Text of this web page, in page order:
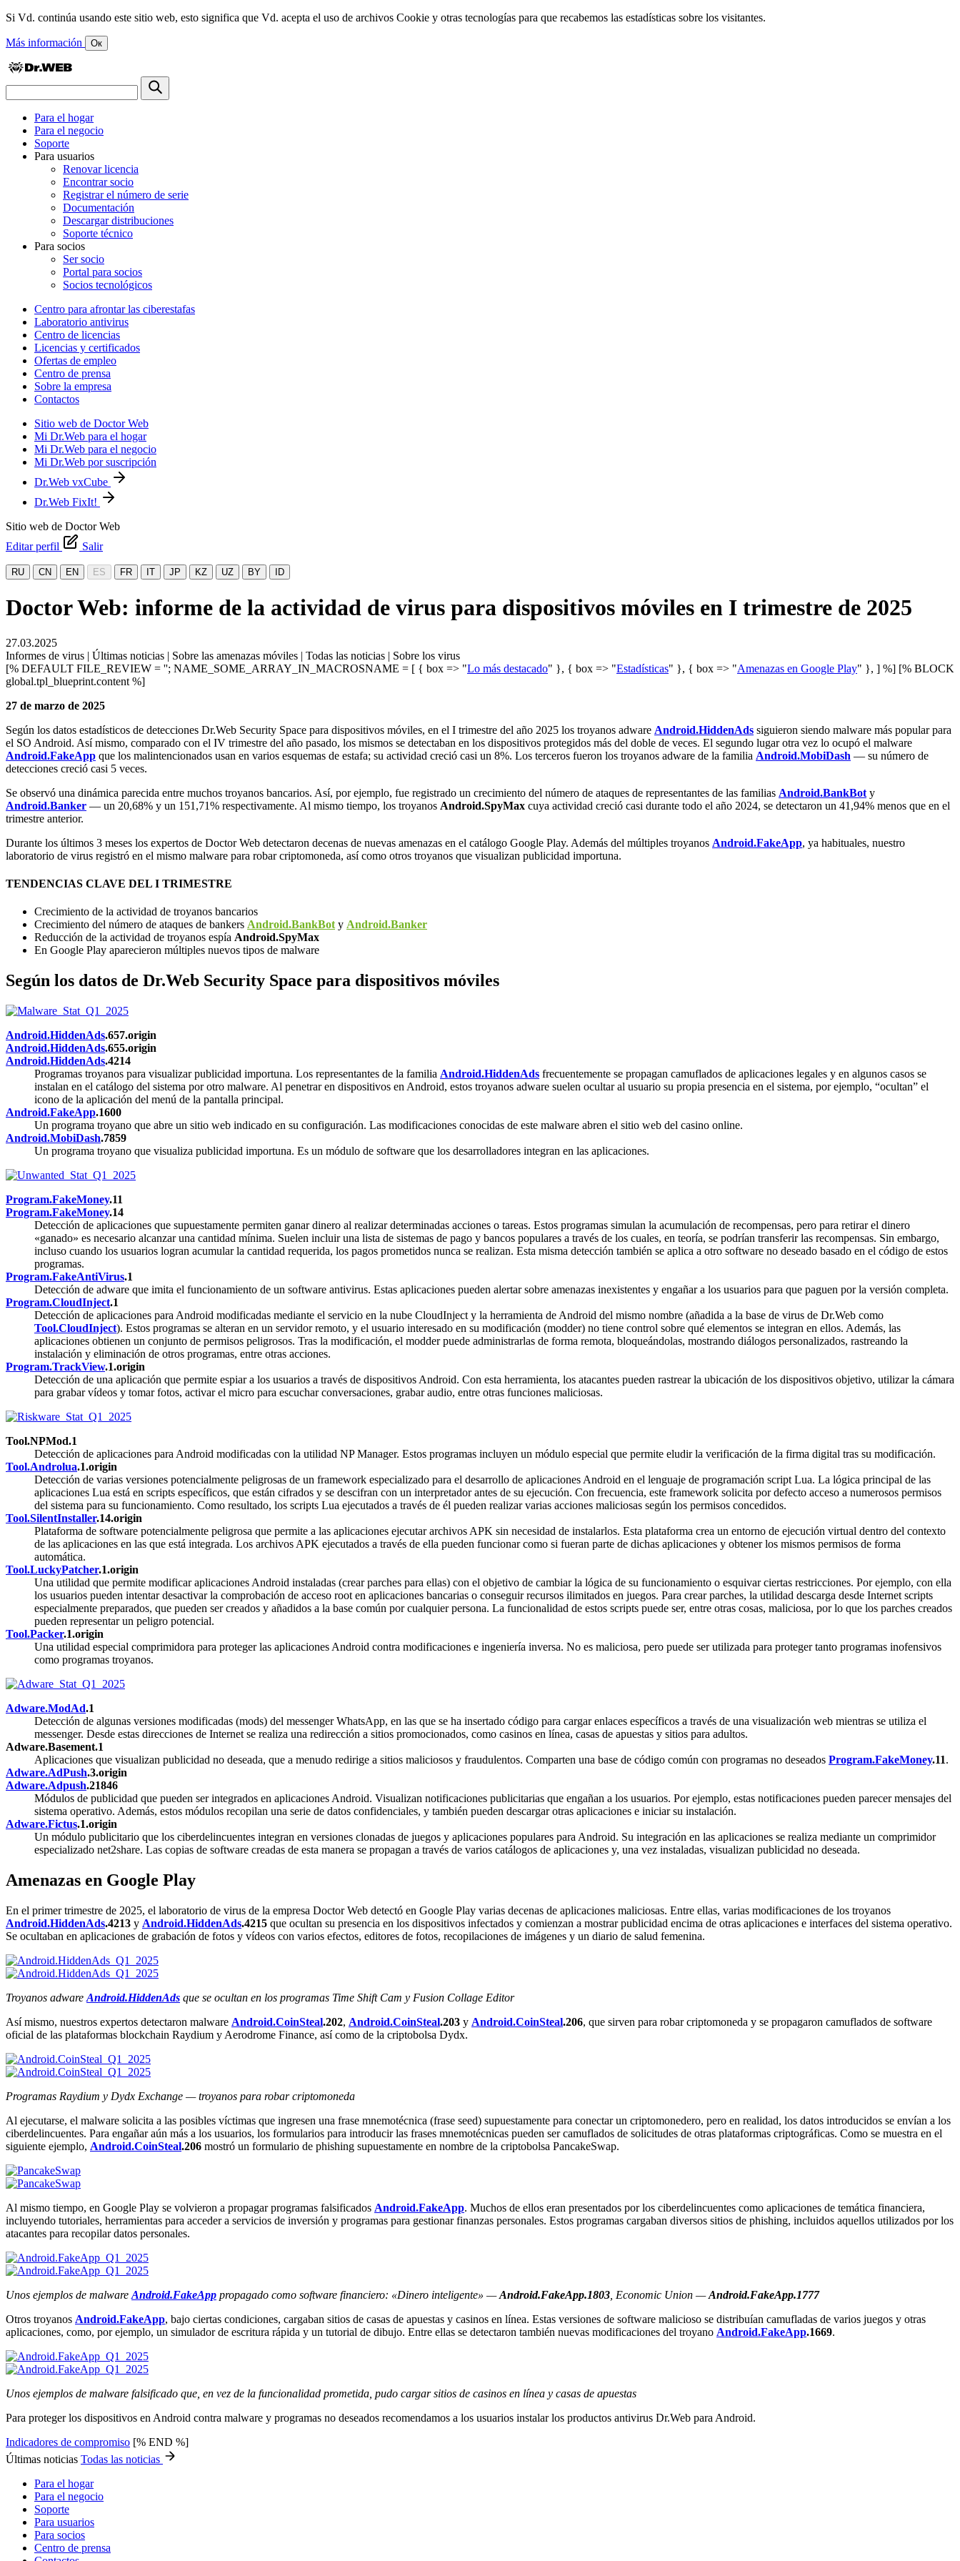
Si Vd. continúa usando este sitio web, esto significa que Vd. acepta el uso de archivos Cookie y otras tecnologías para que recabemos las estadísticas sobre los visitantes.
Más información Ок
Para el hogar
Para el negocio
Soporte
Para usuarios
Renovar licencia
Encontrar socio
Registrar el número de serie
Documentación
Descargar distribuciones
Soporte técnico
Para socios
Ser socio
Portal para socios
Socios tecnológicos
Centro para afrontar las ciberestafas
Laboratorio antivirus
Centro de licencias
Licencias y certificados
Ofertas de empleo
Centro de prensa
Sobre la empresa
Contactos
Sitio web de Doctor Web
Mi Dr.Web para el hogar
Mi Dr.Web para el negocio
Mi Dr.Web por suscripción
Dr.Web vxCube
Dr.Web FixIt!
Sitio web de Doctor Web
Editar perfil
Salir
RU CN EN ES FR IT JP KZ UZ BY ID
Doctor Web: informe de la actividad de virus para dispositivos móviles en I trimestre de 2025
27.03.2025
Informes de virus | Últimas noticias | Sobre las amenazas móviles | Todas las noticias | Sobre los virus
[% DEFAULT FILE_REVIEW = ''; NAME_SOME_ARRAY_IN_MACROSNAME = [ { box => "Lo más destacado" }, { box => "Estadísticas" }, { box => "Amenazas en Google Play" }, ] %] [% BLOCK
global.tpl_blueprint.content %]
27 de marzo de 2025
Según los datos estadísticos de detecciones Dr.Web Security Space para dispositivos móviles, en el I trimestre del año 2025 los troyanos adware Android.HiddenAds siguieron siendo malware más popular para
el SO Android. Así mismo, comparado con el IV trimestre del año pasado, los mismos se detectaban en los dispositivos protegidos más del doble de veces. El segundo lugar otra vez lo ocupó el malware
Android.FakeApp que los malintencionados usan en varios esquemas de estafa; su actividad creció casi un 8%. Los terceros fueron los troyanos adware de la familia Android.MobiDash — su número de
detecciones creció casi 5 veces.
Se observó una dinámica parecida entre muchos troyanos bancarios. Así, por ejemplo, fue registrado un crecimiento del número de ataques de representantes de las familias Android.BankBot y
Android.Banker — un 20,68% y un 151,71% respectivamente. Al mismo tiempo, los troyanos Android.SpyMax cuya actividad creció casi durante todo el año 2024, se detectaron un 41,94% menos que en el
trimestre anterior.
Durante los últimos 3 meses los expertos de Doctor Web detectaron decenas de nuevas amenazas en el catálogo Google Play. Además del múltiples troyanos Android.FakeApp, ya habituales, nuestro
laboratorio de virus registró en el mismo malware para robar criptomoneda, así como otros troyanos que visualizan publicidad importuna.
TENDENCIAS CLAVE DEL I TRIMESTRE
Crecimiento de la actividad de troyanos bancarios
Crecimiento del número de ataques de bankers Android.BankBoty Android.Banker
Reducción de la actividad de troyanos espía Android.SpyMax
En Google Play aparecieron múltiples nuevos tipos de malware
Según los datos de Dr.Web Security Space para dispositivos móviles
Android.HiddenAds.657.origin
Android.HiddenAds.655.origin
Android.HiddenAds.4214
Programas troyanos para visualizar publicidad importuna. Los representantes de la familia Android.HiddenAds frecuentemente se propagan camuflados de aplicaciones legales y en algunos casos se
instalan en el catálogo del sistema por otro malware. Al penetrar en dispositivos en Android, estos troyanos adware suelen ocultar al usuario su propia presencia en el sistema, por ejemplo, “ocultan” el
icono de la aplicación del menú de la pantalla principal.
Android.FakeApp.1600
Un programa troyano que abre un sitio web indicado en su configuración. Las modificaciones conocidas de este malware abren el sitio web del casino online.
Android.MobiDash.7859
Un programa troyano que visualiza publicidad importuna. Es un módulo de software que los desarrolladores integran en las aplicaciones.
Program.FakeMoney.11
Program.FakeMoney.14
Detección de aplicaciones que supuestamente permiten ganar dinero al realizar determinadas acciones o tareas. Estos programas simulan la acumulación de recompensas, pero para retirar el dinero
«ganado» es necesario alcanzar una cantidad mínima. Suelen incluir una lista de sistemas de pago y bancos populares a través de los cuales, en teoría, se podrían transferir las recompensas. Sin embargo,
incluso cuando los usuarios logran acumular la cantidad requerida, los pagos prometidos nunca se realizan. Esta misma detección también se aplica a otro software no deseado basado en el código de estos
programas.
Program.FakeAntiVirus.1
Detección de adware que imita el funcionamiento de un software antivirus. Estas aplicaciones pueden alertar sobre amenazas inexistentes y engañar a los usuarios para que paguen por la versión completa.
Program.CloudInject.1
Detección de aplicaciones para Android modificadas mediante el servicio en la nube CloudInject y la herramienta de Android del mismo nombre (añadida a la base de virus de Dr.Web como
Tool.CloudInject). Estos programas se alteran en un servidor remoto, y el usuario interesado en su modificación (modder) no tiene control sobre qué elementos se integran en ellos. Además, las
aplicaciones obtienen un conjunto de permisos peligrosos. Tras la modificación, el modder puede administrarlas de forma remota, bloqueándolas, mostrando diálogos personalizados, rastreando la
instalación y eliminación de otros programas, entre otras acciones.
Program.TrackView.1.origin
Detección de una aplicación que permite espiar a los usuarios a través de dispositivos Android. Con esta herramienta, los atacantes pueden rastrear la ubicación de los dispositivos objetivo, utilizar la cámara
para grabar vídeos y tomar fotos, activar el micro para escuchar conversaciones, grabar audio, entre otras funciones maliciosas.
Tool.NPMod.1
Detección de aplicaciones para Android modificadas con la utilidad NP Manager. Estos programas incluyen un módulo especial que permite eludir la verificación de la firma digital tras su modificación.
Tool.Androlua.1.origin
Detección de varias versiones potencialmente peligrosas de un framework especializado para el desarrollo de aplicaciones Android en el lenguaje de programación script Lua. La lógica principal de las
aplicaciones Lua está en scripts específicos, que están cifrados y se descifran con un interpretador antes de su ejecución. Con frecuencia, este framework solicita por defecto acceso a numerosos permisos
del sistema para su funcionamiento. Como resultado, los scripts Lua ejecutados a través de él pueden realizar varias acciones maliciosas según los permisos concedidos.
Tool.SilentInstaller.14.origin
Plataforma de software potencialmente peligrosa que permite a las aplicaciones ejecutar archivos APK sin necesidad de instalarlos. Esta plataforma crea un entorno de ejecución virtual dentro del contexto
de las aplicaciones en las que está integrada. Los archivos APK ejecutados a través de ella pueden funcionar como si fueran parte de dichas aplicaciones y obtener los mismos permisos de forma
automática.
Tool.LuckyPatcher.1.origin
Una utilidad que permite modificar aplicaciones Android instaladas (crear parches para ellas) con el objetivo de cambiar la lógica de su funcionamiento o esquivar ciertas restricciones. Por ejemplo, con ella
los usuarios pueden intentar desactivar la comprobación de acceso root en aplicaciones bancarias o conseguir recursos ilimitados en juegos. Para crear parches, la utilidad descarga desde Internet scripts
especialmente preparados, que pueden ser creados y añadidos a la base común por cualquier persona. La funcionalidad de estos scripts puede ser, entre otras cosas, maliciosa, por lo que los parches creados
pueden representar un peligro potencial.
Tool.Packer.1.origin
Una utilidad especial comprimidora para proteger las aplicaciones Android contra modificaciones e ingeniería inversa. No es maliciosa, pero puede ser utilizada para proteger tanto programas inofensivos
como programas troyanos.
Adware.ModAd.1
Detección de algunas versiones modificadas (mods) del messenger WhatsApp, en las que se ha insertado código para cargar enlaces específicos a través de una visualización web mientras se utiliza el
messenger. Desde estas direcciones de Internet se realiza una redirección a sitios promocionados, como casinos en línea, casas de apuestas y sitios para adultos.
Adware.Basement.1
Aplicaciones que visualizan publicidad no deseada, que a menudo redirige a sitios maliciosos y fraudulentos. Comparten una base de código común con programas no deseados Program.FakeMoney.11.
Adware.AdPush.3.origin
Adware.Adpush.21846
Módulos de publicidad que pueden ser integrados en aplicaciones Android. Visualizan notificaciones publicitarias que engañan a los usuarios. Por ejemplo, estas notificaciones pueden parecer mensajes del
sistema operativo. Además, estos módulos recopilan una serie de datos confidenciales, y también pueden descargar otras aplicaciones e iniciar su instalación.
Adware.Fictus.1.origin
Un módulo publicitario que los ciberdelincuentes integran en versiones clonadas de juegos y aplicaciones populares para Android. Su integración en las aplicaciones se realiza mediante un comprimidor
especializado net2share. Las copias de software creadas de esta manera se propagan a través de varios catálogos de aplicaciones y, una vez instaladas, visualizan publicidad no deseada.
Amenazas en Google Play
En el primer trimestre de 2025, el laboratorio de virus de la empresa Doctor Web detectó en Google Play varias decenas de aplicaciones maliciosas. Entre ellas, varias modificaciones de los troyanos
Android.HiddenAds.4213 y Android.HiddenAds.4215 que ocultan su presencia en los dispositivos infectados y comienzan a mostrar publicidad encima de otras aplicaciones e interfaces del sistema operativo.
Se ocultaban en aplicaciones de grabación de fotos y vídeos con varios efectos, editores de fotos, recopilaciones de imágenes y un diario de salud femenina.
Troyanos adware Android.HiddenAds que se ocultan en los programas Time Shift Cam y Fusion Collage Editor
Así mismo, nuestros expertos detectaron malware Android.CoinSteal.202, Android.CoinSteal.203 y Android.CoinSteal.206, que sirven para robar criptomoneda y se propagaron camuflados de software
oficial de las plataformas blockchain Raydium y Aerodrome Finance, así como de la criptobolsa Dydx.
Programas Raydium y Dydx Exchange — troyanos para robar criptomoneda
Al ejecutarse, el malware solicita a las posibles víctimas que ingresen una frase mnemotécnica (frase seed) supuestamente para conectar un criptomonedero, pero en realidad, los datos introducidos se envían a los
ciberdelincuentes. Para engañar aún más a los usuarios, los formularios para introducir las frases mnemotécnicas pueden ser camuflados de solicitudes de otras plataformas criptográficas. Como se muestra en el
siguiente ejemplo, Android.CoinSteal.206 mostró un formulario de phishing supuestamente en nombre de la criptobolsa PancakeSwap.
Al mismo tiempo, en Google Play se volvieron a propagar programas falsificados Android.FakeApp. Muchos de ellos eran presentados por los ciberdelincuentes como aplicaciones de temática financiera,
incluyendo tutoriales, herramientas para acceder a servicios de inversión y programas para gestionar finanzas personales. Estos programas cargaban diversos sitios de phishing, incluidos aquellos utilizados por los
atacantes para recopilar datos personales.
Unos ejemplos de malware Android.FakeApp propagado como software financiero: «Dinero inteligente» —Android.FakeApp.1803 , Economic Union —Android.FakeApp.1777
Otros troyanos Android.FakeApp, bajo ciertas condiciones, cargaban sitios de casas de apuestas y casinos en línea. Estas versiones de software malicioso se distribuían camufladas de varios juegos y otras
aplicaciones, como, por ejemplo, un simulador de escritura rápida y un tutorial de dibujo. Entre ellas se detectaron también nuevas modificaciones del troyano Android.FakeApp.1669.
Unos ejemplos de malware falsificado que, en vez de la funcionalidad prometida, pudo cargar sitios de casinos en línea y casas de apuestas
Para proteger los dispositivos en Android contra malware y programas no deseados recomendamos a los usuarios instalar los productos antivirus Dr.Web para Android.
Indicadores de compromiso [% END %]
Últimas noticias Todas las noticias
Para el hogar
Para el negocio
Soporte
Para usuarios
Para socios
Centro de prensa